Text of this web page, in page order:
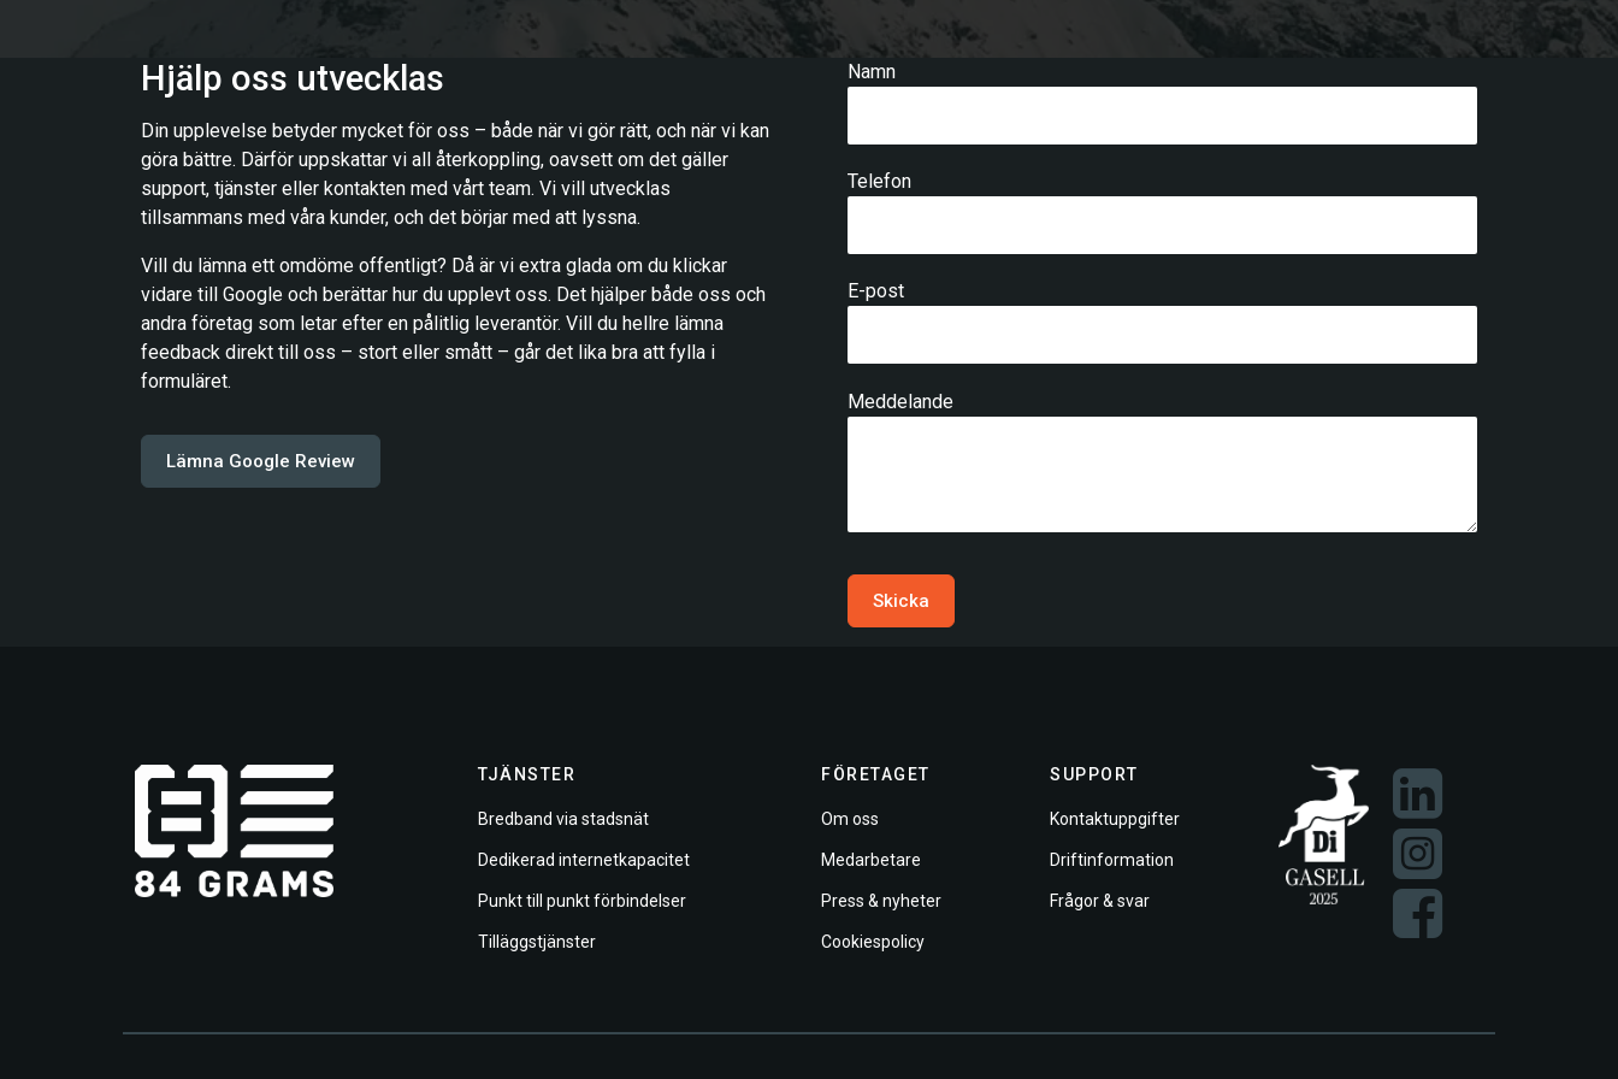
Hjälp oss utvecklas
Din upplevelse betyder mycket för oss – både när vi gör rätt, och när vi kan
göra bättre. Därför uppskattar vi all återkoppling, oavsett om det gäller
support, tjänster eller kontakten med vårt team. Vi vill utvecklas
tillsammans med våra kunder, och det börjar med att lyssna.
Vill du lämna ett omdöme offentligt? Då är vi extra glada om du klickar
vidare till Google och berättar hur du upplevt oss. Det hjälper både oss och
andra företag som letar efter en pålitlig leverantör. Vill du hellre lämna
feedback direkt till oss – stort eller smått – går det lika bra att fylla i
formuläret.
Lämna Google Review
Namn
Telefon
E-post
Meddelande
Skicka​​
TJÄNSTER
Bredband via stadsnät
Dedikerad internetkapacitet
Punkt till punkt förbindelser
Tilläggstjänster
FÖRETAGET
Om oss
Medarbetare
Press & nyheter
Cookiespolicy
SUPPORT
Kontaktuppgifter
Driftinformation
Frågor & svar